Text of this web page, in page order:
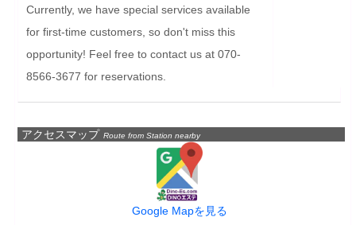
Currently, we have special services available
for first-time customers, so don't miss this
opportunity! Feel free to contact us at 070-
8566-3677 for reservations.
アクセスマップ Route from Station nearby
Google Mapを見る